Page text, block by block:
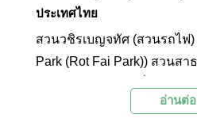
ประเทศไทย
สวนวชิรเบญจทัศ (สวนรถไฟ)
Park (Rot Fai Park)) สวนส
นอกจากพื้นที่สีเขียวที่มีไว้ให้
อ่านต่อ